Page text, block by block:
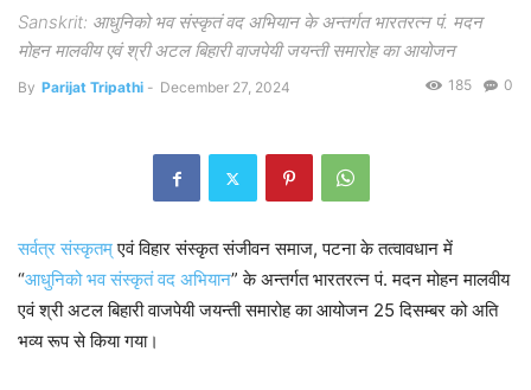
Sanskrit: आधुनिको भव संस्कृतं वद अभियान के अन्तर्गत भारतरत्न पं. मदन
मोहन मालवीय एवं श्री अटल बिहारी वाजपेयी जयन्ती समारोह का आयोजन
By Parijat Tripathi - December 27, 2024 0
185
सर्वत्र संस्कृतम्एवं विहार संस्कृत संजीवन समाज, पटना के तत्वावधान में
“आधुनिको भव संस्कृतं वद अभियान” के अन्तर्गत भारतरत्न पं. मदन मोहन मालवीय
एवं श्री अटल बिहारी वाजपेयी जयन्ती समारोह का आयोजन 25 दिसम्बर को अति
भव्य रूप से किया गया।